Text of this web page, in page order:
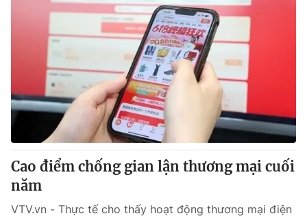
Cao điểm chống gian lận thương mại cuối
năm
VTV.vn - Thực tế cho thấy hoạt động thương mại điện